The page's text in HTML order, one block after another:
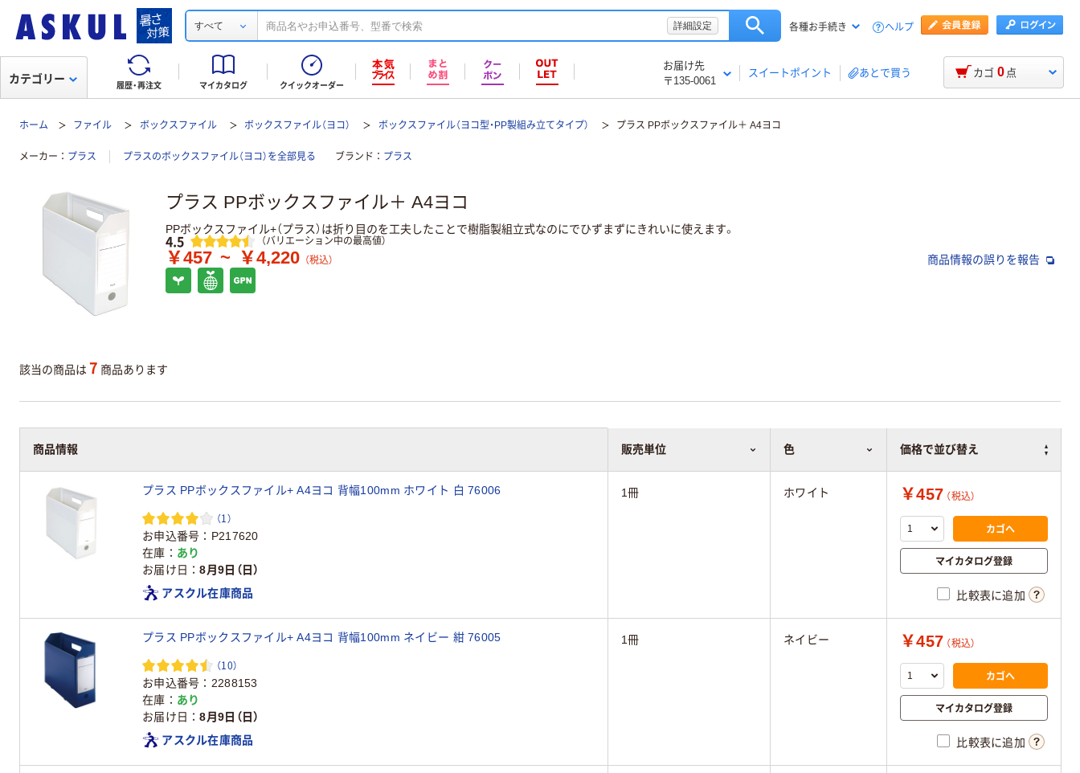
すべて 詳細設定 各種お手続き ヘルプ
履歴・再注文 マイカタログ クイックオーダー
お届け先
〒135-0061
スイートポイント あとで買う
カテゴリー カゴ 0 点
ホーム ファイル ボックスファイル ボックスファイル（ヨコ） ボックスファイル（ヨコ型・PP製組み立てタイプ） プラス PPボックスファイル＋ A4ヨコ
メーカー プラス プラスのボックスファイル（ヨコ）を全部見る ブランド プラス
プラス PPボックスファイル＋ A4ヨコ
PPボックスファイル+（プラス）は折り目のを工夫したことで樹脂製組立式なのにでひずまずにきれいに使えます。
レビュー
4.5 （バリエーション中の最高値）
￥457 ~ ￥4,220 （税込） 商品情報の誤りを報告
該当の商品は 7 商品あります
商品情報 販売単位 色 価格で並び替え
プラス PPボックスファイル+ A4ヨコ 背幅100mm ホワイト 白 76006
（1）
お申込番号
P217620
在庫
あり
お届け日
8月9日（日）
アスクル在庫商品
1冊 ホワイト ￥457 （税込）
カゴへ
マイカタログ登録
比較表に追加
プラス PPボックスファイル+ A4ヨコ 背幅100mm ネイビー 紺 76005
（10）
お申込番号
2288153
在庫
あり
お届け日
8月9日（日）
アスクル在庫商品
1冊 ネイビー ￥457 （税込）
カゴへ
マイカタログ登録
比較表に追加